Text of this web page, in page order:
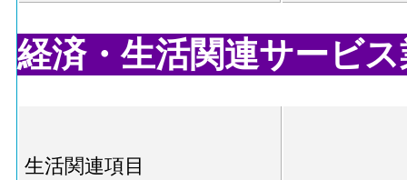
経済・生活関連サービス
生活関連項目